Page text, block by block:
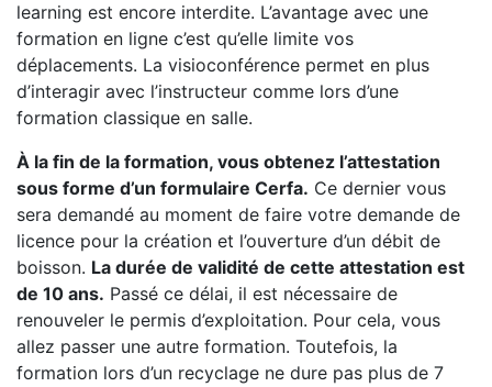
learning est encore interdite. L’avantage avec une
formation en ligne c’est qu’elle limite vos
déplacements. La visioconférence permet en plus
d’interagir avec l’instructeur comme lors d’une
formation classique en salle.
À la fin de la formation, vous obtenez l’attestation
sous forme d’un formulaire Cerfa. Ce dernier vous
sera demandé au moment de faire votre demande de
licence pour la création et l’ouverture d’un débit de
boisson. La durée de validité de cette attestation est
de 10 ans. Passé ce délai, il est nécessaire de
renouveler le permis d’exploitation. Pour cela, vous
allez passer une autre formation. Toutefois, la
formation lors d’un recyclage ne dure pas plus de 7